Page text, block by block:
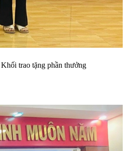
trao tặng phần thưởng